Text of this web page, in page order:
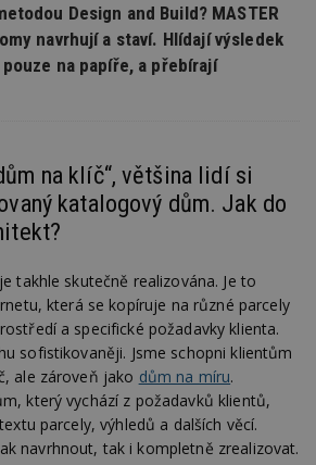
Design and Build? MASTER
navrhují a staví. Hlídají výsledek
na papíře, a přebírají
na klíč“, většina lidí si
katalogový dům. Jak do
takhle skutečně realizována. Je to
která se kopíruje na různé parcely
a specifické požadavky klienta.
sofistikovaněji. Jsme schopni klientům
ale zároveň jako dům na míru.
který vychází z požadavků klientů,
parcely, výhledů a dalších věcí.
navrhnout, tak i kompletně zrealizovat.